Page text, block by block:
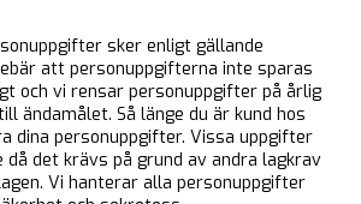
sker enligt gällande
att personuppgifterna inte sparas
och vi rensar personuppgifter på årlig
ändamålet. Så länge du är kund hos
dina personuppgifter. Vissa uppgifter
då det krävs på grund av andra lagkrav
Vi hanterar alla personuppgifter